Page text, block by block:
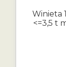
Winieta
<=3,5 t